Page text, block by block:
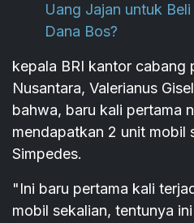
Uang Jajan untuk
Dana Bos?
kepala BRI kantor cabang
Nusantara, Valerianus
bahwa, baru kali pertama
mendapatkan 2 unit mobil
Simpedes.
"Ini baru pertama kali
mobil sekalian, tentunya